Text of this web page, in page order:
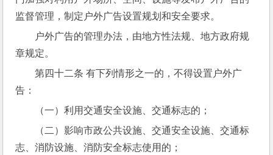
监督管理，制定户外广告设置规划和安全要求。
户外广告的管理办法，由地方性法规、地方政府规
章规定。
第四十二条 有下列情形之一的，不得设置户外广
告：
（一）利用交通安全设施、交通标志的；
（二）影响市政公共设施、交通安全设施、交通标
志、消防设施、消防安全标志使用的；